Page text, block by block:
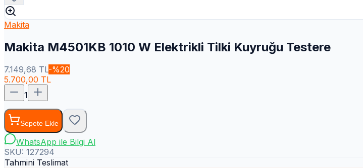
Makita
Makita M4501KB 1010 W Elektrikli Tilki Kuyruğu Testere
7.149,68 TL-%20
5.700,00 TL
1
Sepete Ekle
WhatsApp ile Bilgi Al
SKU: 127294
Tahmini Teslimat